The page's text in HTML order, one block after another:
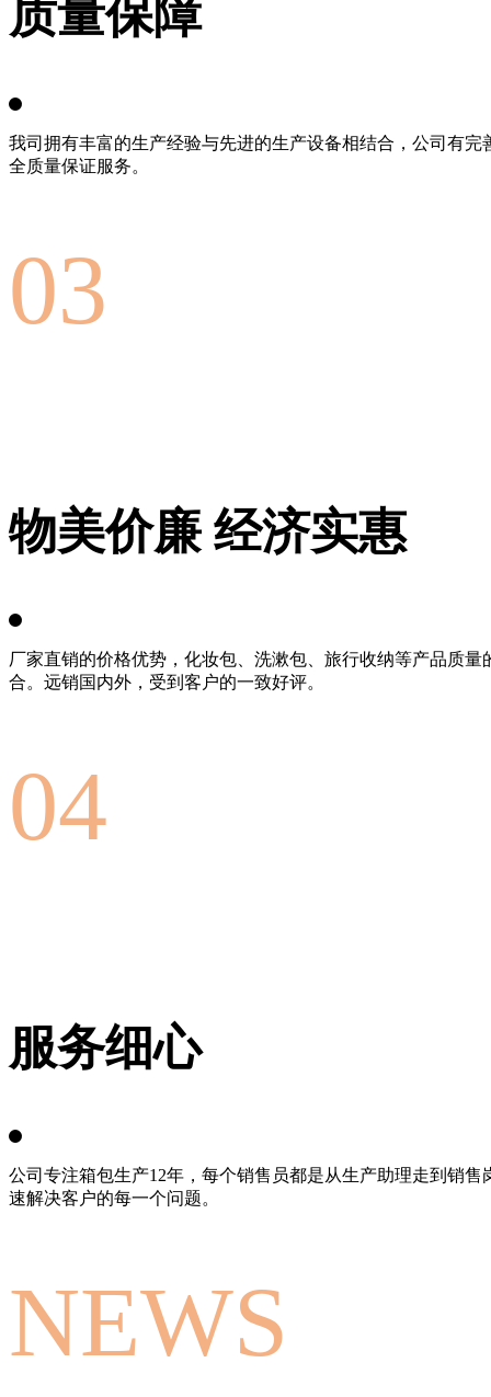
质量保障
我司拥有丰富的生产经验与先进的生产设备相结合，公司有
全质量保证服务。
03
物美价廉 经济实惠
厂家直销的价格优势，化妆包、洗漱包、旅行收纳等产品质
合。远销国内外，受到客户的一致好评。
04
服务细心
公司专注箱包生产12年，每个销售员都是从生产助理走到销
速解决客户的每一个问题。
NEWS